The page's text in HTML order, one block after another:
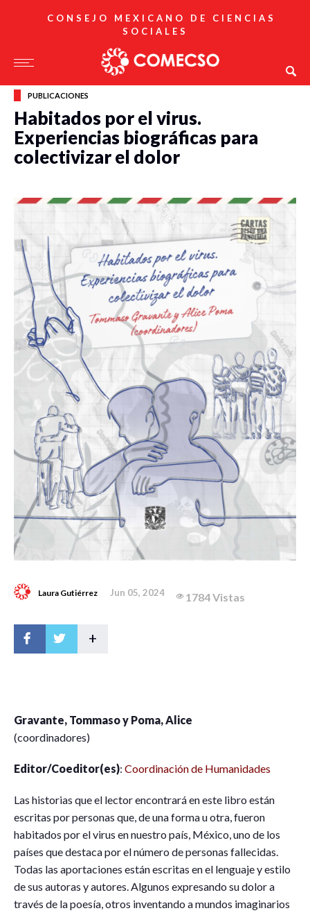
CONSEJO MEXICANO DE CIENCIAS
SOCIALES
PUBLICACIONES
Habitados por el virus.
Experiencias biográficas para
colectivizar el dolor
Laura Gutiérrez Jun 05, 2024 1784 Vistas
+
Gravante, Tommaso y Poma, Alice
(coordinadores)
Editor/Coeditor(es): Coordinación de Humanidades
Las historias que el lector encontrará en este libro están
escritas por personas que, de una forma u otra, fueron
habitados por el virus en nuestro país, México, uno de los
países que destaca por el número de personas fallecidas.
Todas las aportaciones están escritas en el lenguaje y estilo
de sus autoras y autores. Algunos expresando su dolor a
través de la poesía, otros inventando a mundos imaginarios